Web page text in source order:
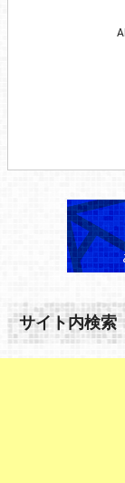
サイト内検索